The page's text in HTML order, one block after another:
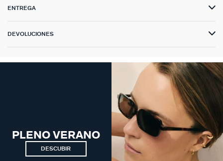
ENTREGA
DEVOLUCIONES
PLENO VERANO
DESCUBIR